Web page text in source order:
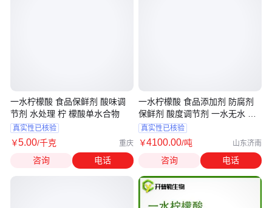
一水柠檬酸 食品保鲜剂 酸味调
节剂 水处理 柠 檬酸单水合物
真实性已核验
￥5.00/千克 重庆
咨询 电话
一水柠檬酸 食品添加剂 防腐剂
保鲜剂 酸度调节剂 一水无水 柠
檬酸
真实性已核验
￥4100.00/吨 山东济南
咨询 电话